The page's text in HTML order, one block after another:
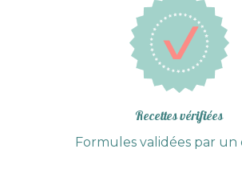
Recettes vérifiées
Formules validées par un